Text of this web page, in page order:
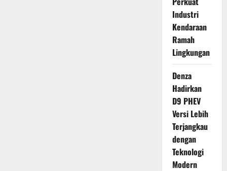
Industri
Kendaraan
Ramah
Lingkungan
Denza
Hadirkan
D9 PHEV
Versi Lebih
Terjangkau
dengan
Teknologi
Modern